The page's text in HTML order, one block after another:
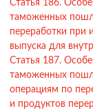
Статья 186.
таможенных
переработки
выпуска для
Статья 187.
таможенных
операциям по
и продуктов